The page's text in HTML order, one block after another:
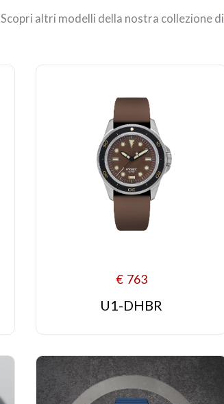
Scopri altri modelli della nostra collezione di
€ 763
U1-DHBR